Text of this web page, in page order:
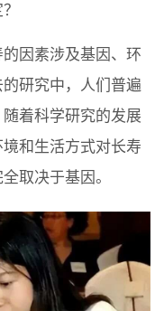
因素涉及基因、环
研究中，人们普遍
着科学研究的发展
和生活方式对长寿
取决于基因。